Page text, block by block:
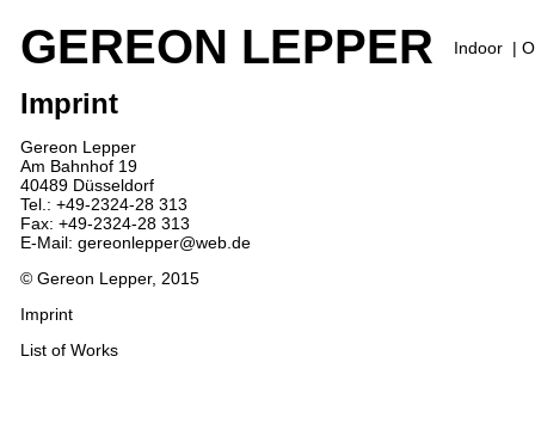
GEREON LEPPER Indoor |
Imprint
Gereon Lepper
Am Bahnhof 19
40489 Düsseldorf
Tel.: +49-2324-28 313
Fax: +49-2324-28 313
E-Mail: gereonlepper@web.de
© Gereon Lepper, 2015
Imprint
List of Works